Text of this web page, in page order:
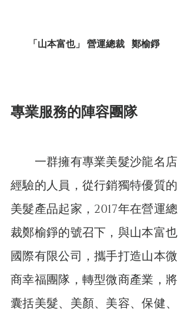
「山本富也」 營運總裁   鄭榆錚
專業服務的陣容團隊
一群擁有專業美髮沙龍名店
經驗的人員，從行銷獨特優質的
美髮產品起家，2017年在營運總
裁鄭榆錚的號召下，與山本富也
國際有限公司，攜手打造山本微
商幸福團隊，轉型微商產業，將
囊括美髮、美顏、美容、保健、